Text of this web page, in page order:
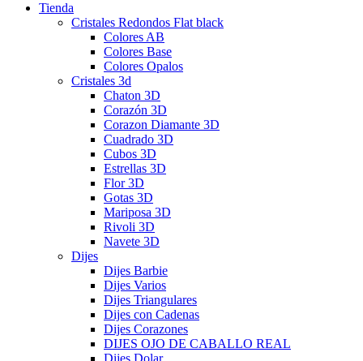
Tienda
Cristales Redondos Flat black
Colores AB
Colores Base
Colores Opalos
Cristales 3d
Chaton 3D
Corazón 3D
Corazon Diamante 3D
Cuadrado 3D
Cubos 3D
Estrellas 3D
Flor 3D
Gotas 3D
Mariposa 3D
Rivoli 3D
Navete 3D
Dijes
Dijes Barbie
Dijes Varios
Dijes Triangulares
Dijes con Cadenas
Dijes Corazones
DIJES OJO DE CABALLO REAL